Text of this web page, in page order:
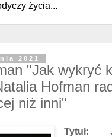
życia...
2021
"Jak wykryć
Hofman
niż inni"
Tytuł: